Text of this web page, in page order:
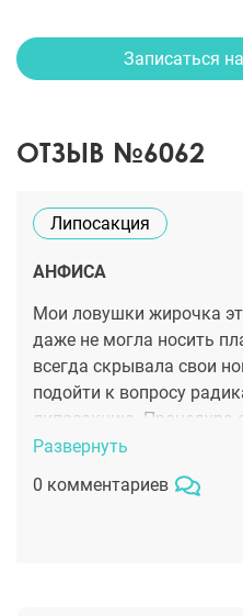
Записаться
ОТЗЫВ №6062
Липосакция
АНФИСА
Мои ловушки жирочка
даже не могла носить
всегда скрывала свои
подойти к вопросу
липосакцию. Процедура
что очень даже
анализы и белье
сказать, что уже после
Развернуть
0 комментариев